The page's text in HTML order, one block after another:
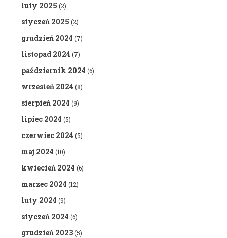
luty 2025 (2)
styczeń 2025 (2)
grudzień 2024 (7)
listopad 2024 (7)
październik 2024 (6)
wrzesień 2024 (8)
sierpień 2024 (9)
lipiec 2024 (5)
czerwiec 2024 (5)
maj 2024 (10)
kwiecień 2024 (6)
marzec 2024 (12)
luty 2024 (9)
styczeń 2024 (6)
grudzień 2023(5)